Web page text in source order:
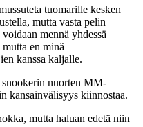
tuomarille kesken
mutta vasta pelin
mennä yhdessä
en minä
kanssa kaljalle.
nuorten MM-
kansainvälisyys kiinnostaa.
mutta haluan edetä niin